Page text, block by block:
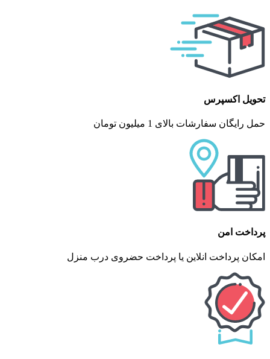
تحویل اکسپرس
حمل رایگان سفارشات بالای 1 میلیون تومان
پرداخت امن
امکان پرداخت انلاین یا پرداخت حضروی درب منزل